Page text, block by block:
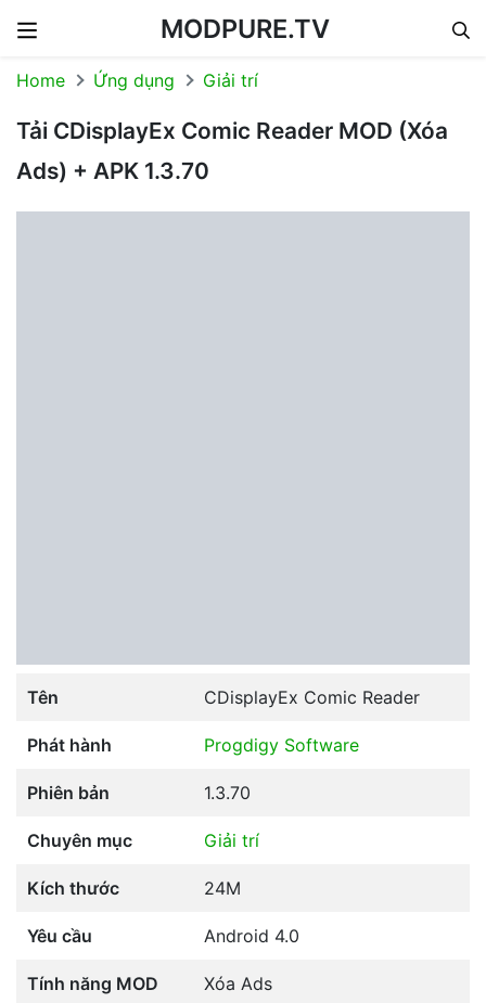
MODPURE.TV
Home Ứng dụng Giải trí
Tải CDisplayEx Comic Reader MOD (Xóa
Ads) + APK 1.3.70
Tên CDisplayEx Comic Reader
Phát hành Progdigy Software
Phiên bản 1.3.70
Chuyên mục Giải trí
Kích thước 24M
Yêu cầu Android 4.0
Tính năng MOD Xóa Ads